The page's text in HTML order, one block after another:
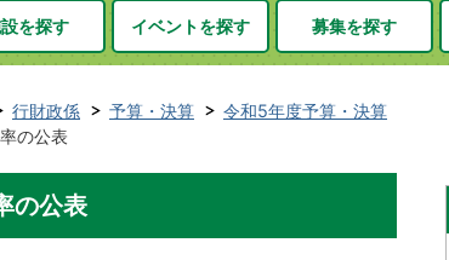
を探す イベントを探す 募集を探す
行財政係 予算・決算
令和5年度予算・決算
の公表
の公表